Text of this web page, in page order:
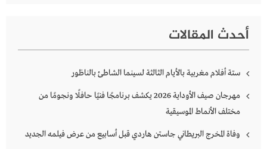
أحدث المقالات
ستة أفلام مغربية بالأيام الثالثة لسينما الشاطئ بالناظور
مهرجان صيف الأوداية 2026 يكشف برنامجًا فنيًا حافلًا ونجومًا من
مختلف الأنماط الموسيقية
وفاة المخرج البريطاني جاستن هاردي قبل أسابيع من عرض فيلمه الجديد